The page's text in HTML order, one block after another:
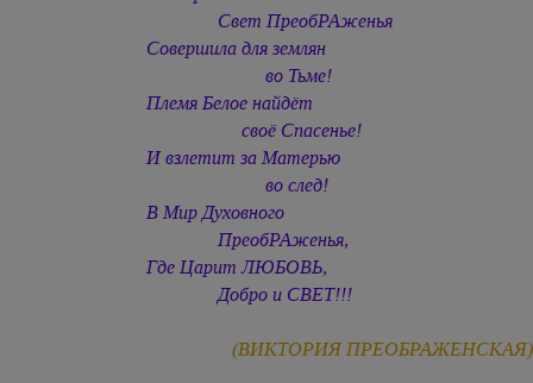
Свет ПреобРАженья
Совершила для землян
во Тьме!
Племя Белое найдёт
своё Спасенье!
И взлетит за Матерью
во след!
В Мир Духовного
ПреобРАженья,
Где Царит ЛЮБОВЬ,
Добро и СВЕТ!!!
(ВИКТОРИЯ ПРЕОБРАЖЕНСКАЯ)